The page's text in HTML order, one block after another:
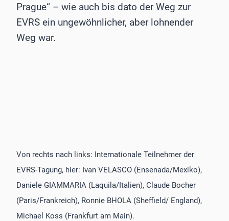
Prague“ – wie auch bis dato der Weg zur
EVRS ein ungewöhnlicher, aber lohnender
Weg war.
Von rechts nach links: Internationale Teilnehmer der
EVRS-Tagung, hier: Ivan VELASCO (Ensenada/Mexiko),
Daniele GIAMMARIA (Laquila/Italien), Claude Bocher
(Paris/Frankreich), Ronnie BHOLA (Sheffield/ England),
Michael Koss (Frankfurt am Main).